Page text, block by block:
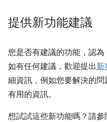
提供新功能建議
您是否有建議的功能，認
如有任何建議，歡迎提出新
細資訊，例如您要解決的
有用的資訊。
想試試這些新功能嗎？請參